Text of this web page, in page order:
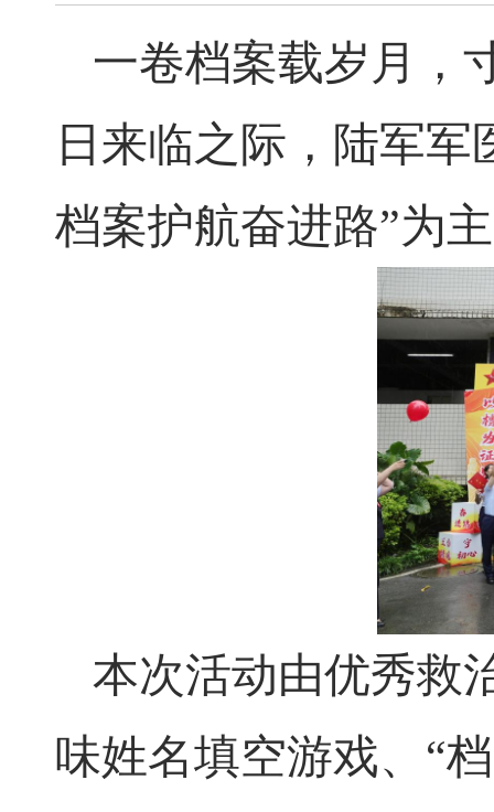
一卷档案载岁月，
日来临之际，陆军
档案护航奋进路”为
本次活动由优秀救
味姓名填空游戏、“